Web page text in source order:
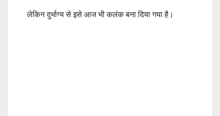
लेकिन दुर्भाग्य से इसे आज भी कलंक बना दिया गया है।